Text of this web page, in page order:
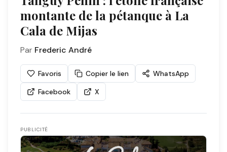
montante de la pétanque à La
Cala de Mijas
Par Frederic André
Favoris Copier le lien
WhatsApp
Facebook
X
PUBLICITÉ